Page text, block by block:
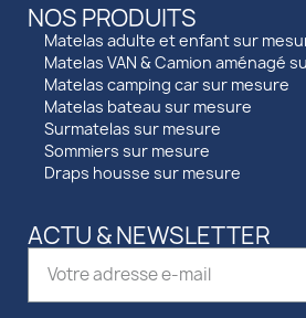
NOS PRODUITS
Matelas adulte et enfant sur
Matelas VAN & Camion aménagé
Matelas camping car sur mesure
Matelas bateau sur mesure
Surmatelas sur mesure
Sommiers sur mesure
Draps housse sur mesure
ACTU & NEWSLETTER